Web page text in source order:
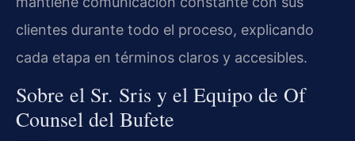
clientes durante todo el proceso, explicando
cada etapa en términos claros y accesibles.
Sobre el Sr. Sris y el Equipo de Of
Counsel del Bufete